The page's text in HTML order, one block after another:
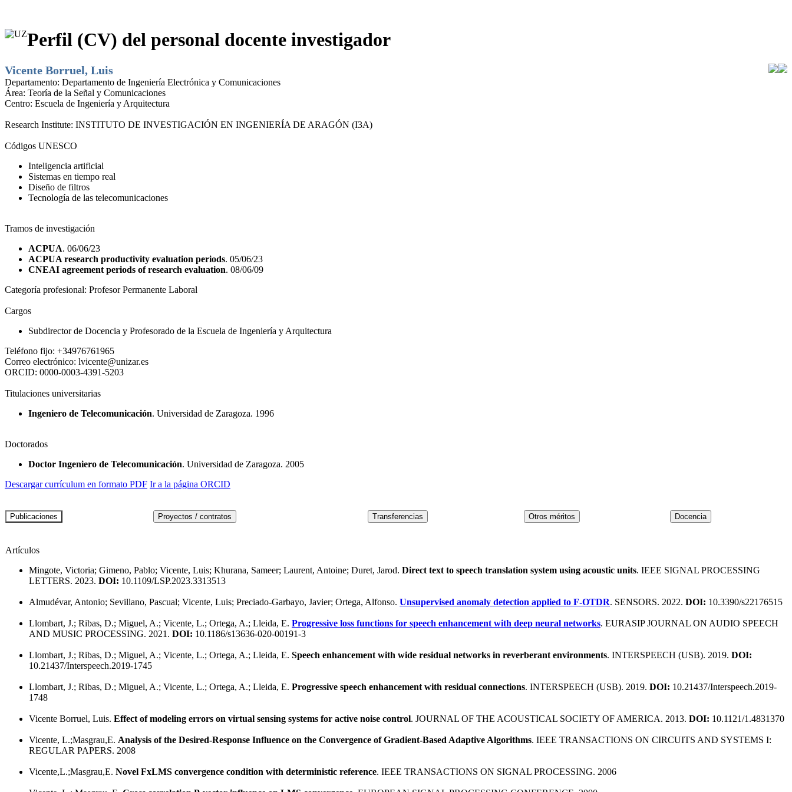
Perfil (CV) del personal docente investigador
Vicente Borruel, Luis
Departamento: Departamento de Ingeniería Electrónica y Comunicaciones
Área: Teoría de la Señal y Comunicaciones
Centro: Escuela de Ingeniería y Arquitectura
Research Institute: INSTITUTO DE INVESTIGACIÓN EN INGENIERÍA DE ARAGÓN (I3A)
Códigos UNESCO
Inteligencia artificial
Sistemas en tiempo real
Diseño de filtros
Tecnología de las telecomunicaciones
Tramos de investigación
ACPUA. 06/06/23
ACPUA research productivity evaluation periods. 05/06/23
CNEAI agreement periods of research evaluation. 08/06/09
Categoría profesional: Profesor Permanente Laboral
Cargos
Subdirector de Docencia y Profesorado de la Escuela de Ingeniería y Arquitectura
Teléfono fijo: +34976761965
Correo electrónico: lvicente@unizar.es
ORCID: 0000-0003-4391-5203
Titulaciones universitarias
Ingeniero de Telecomunicación. Universidad de Zaragoza. 1996
Doctorados
Doctor Ingeniero de Telecomunicación. Universidad de Zaragoza. 2005
Descargar currículum en formato PDF Ir a la página ORCID
Artículos
Mingote, Victoria; Gimeno, Pablo; Vicente, Luis; Khurana, Sameer; Laurent, Antoine; Duret, Jarod. Direct text to speech translation system using acoustic units. IEEE SIGNAL PROCESSING
LETTERS. 2023. DOI: 10.1109/LSP.2023.3313513
Almudévar, Antonio; Sevillano, Pascual; Vicente, Luis; Preciado-Garbayo, Javier; Ortega, Alfonso. Unsupervised anomaly detection applied to F-OTDR. SENSORS. 2022. DOI: 10.3390/s22176515
Llombart, J.; Ribas, D.; Miguel, A.; Vicente, L.; Ortega, A.; Lleida, E. Progressive loss functions for speech enhancement with deep neural networks. EURASIP JOURNAL ON AUDIO SPEECH
AND MUSIC PROCESSING. 2021. DOI: 10.1186/s13636-020-00191-3
Llombart, J.; Ribas, D.; Miguel, A.; Vicente, L.; Ortega, A.; Lleida, E. Speech enhancement with wide residual networks in reverberant environments. INTERSPEECH (USB). 2019. DOI:
10.21437/Interspeech.2019-1745
Llombart, J.; Ribas, D.; Miguel, A.; Vicente, L.; Ortega, A.; Lleida, E. Progressive speech enhancement with residual connections. INTERSPEECH (USB). 2019. DOI: 10.21437/Interspeech.2019-
1748
Vicente Borruel, Luis. Effect of modeling errors on virtual sensing systems for active noise control. JOURNAL OF THE ACOUSTICAL SOCIETY OF AMERICA. 2013. DOI: 10.1121/1.4831370
Vicente, L.;Masgrau,E. Analysis of the Desired-Response Influence on the Convergence of Gradient-Based Adaptive Algorithms. IEEE TRANSACTIONS ON CIRCUITS AND SYSTEMS I:
REGULAR PAPERS. 2008
Vicente,L.;Masgrau,E. Novel FxLMS convergence condition with deterministic reference. IEEE TRANSACTIONS ON SIGNAL PROCESSING. 2006